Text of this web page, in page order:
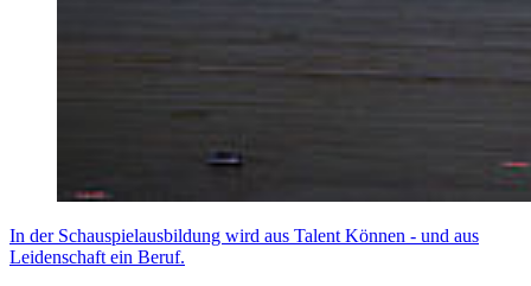
In der Schauspielausbildung wird aus Talent Können - und aus
Leidenschaft ein Beruf.